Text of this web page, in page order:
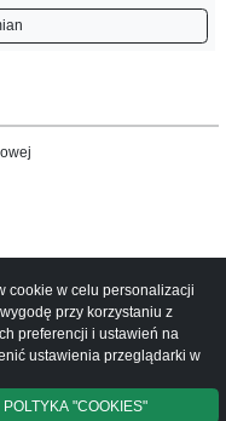
cookie w celu personalizacji
przy korzystaniu z
preferencji i ustawień na
ustawienia przeglądarki w
POLTYKA "COOKIES"